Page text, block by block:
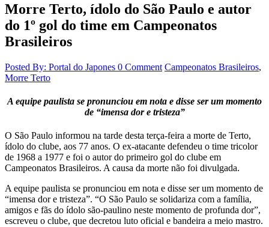
Morre Terto, ídolo do São Paulo e autor
do 1º gol do time em Campeonatos
Brasileiros
Posted By: Portal do Japones 0 Comment Campeonatos Brasileiros,
Morre Terto
A equipe paulista se pronunciou em nota e disse ser um momento
de “imensa dor e tristeza”
O São Paulo informou na tarde desta terça-feira a morte de Terto,
ídolo do clube, aos 77 anos. O ex-atacante defendeu o time tricolor
de 1968 a 1977 e foi o autor do primeiro gol do clube em
Campeonatos Brasileiros. A causa da morte não foi divulgada.
A equipe paulista se pronunciou em nota e disse ser um momento de
“imensa dor e tristeza”. “O São Paulo se solidariza com a família,
amigos e fãs do ídolo são-paulino neste momento de profunda dor”,
escreveu o clube, que decretou luto oficial e bandeira a meio mastro.